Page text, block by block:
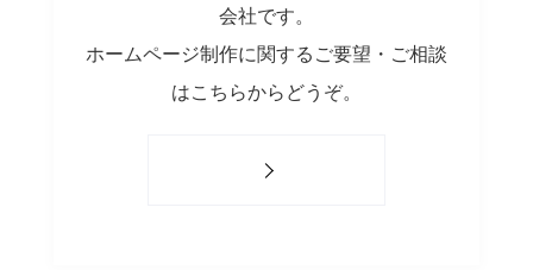
会社です。
ホームページ制作に関するご要望・ご相談
はこちらからどうぞ。